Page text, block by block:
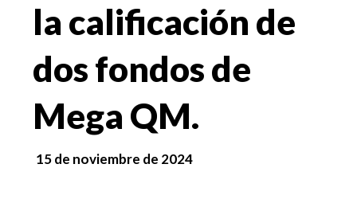
la calificación de
dos fondos de
Mega QM.
15 de noviembre de 2024